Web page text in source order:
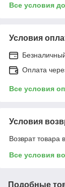
Все условия
Условия
Оплата
Все условия
Условия
Возврат товара
Все условия
Подобные